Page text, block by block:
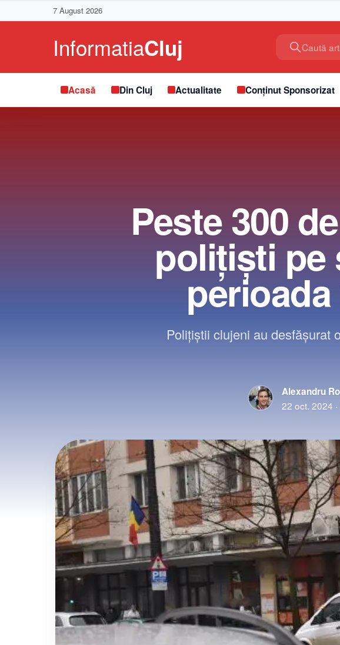
7 August 2026
Caută
Acasă Din Cluj Actualitate Conținut Sponsorizat
Peste 300
polițiști pe
Polițiștii clujeni au desfășurat
Alexandru
22 oct. 2024 ·